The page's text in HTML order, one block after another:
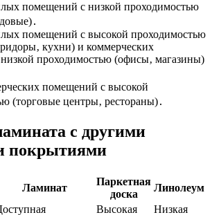
помещений с низкой проходимостью
помещений с высокой проходимостью
кухни) и коммерческих
проходимостью (офисы‚ магазины)
помещений с высокой
(торговые центры‚ рестораны)․
с другими
покрытиями
Ламинат
Паркетная
доска
Линолеум
Высокая
Низкая